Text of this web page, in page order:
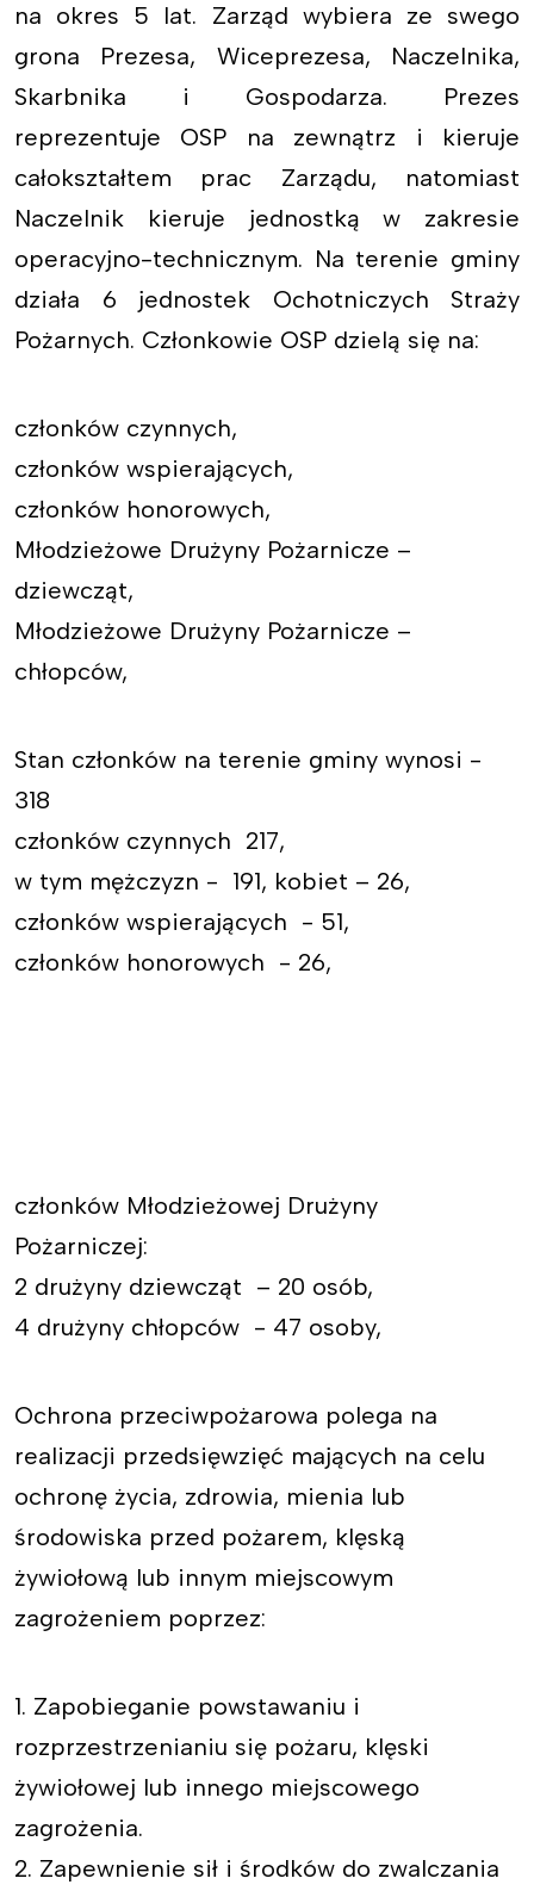
na okres 5 lat. Zarząd wybiera ze swego
grona Prezesa, Wiceprezesa, Naczelnika,
Skarbnika i Gospodarza. Prezes
reprezentuje OSP na zewnątrz i kieruje
całokształtem prac Zarządu, natomiast
Naczelnik kieruje jednostką w zakresie
operacyjno-technicznym. Na terenie gminy
działa 6 jednostek Ochotniczych Straży
Pożarnych. Członkowie OSP dzielą się na:
członków czynnych,
członków wspierających,
członków honorowych,
Młodzieżowe Drużyny Pożarnicze –
dziewcząt,
Młodzieżowe Drużyny Pożarnicze –
chłopców,
Stan członków na terenie gminy wynosi -
318
członków czynnych 217,
w tym mężczyzn - 191, kobiet – 26,
członków wspierających - 51,
członków honorowych - 26,
członków Młodzieżowej Drużyny
Pożarniczej:
2 drużyny dziewcząt – 20 osób,
4 drużyny chłopców - 47 osoby,
Ochrona przeciwpożarowa polega na
realizacji przedsięwzięć mających na celu
ochronę życia, zdrowia, mienia lub
środowiska przed pożarem, klęską
żywiołową lub innym miejscowym
zagrożeniem poprzez:
1. Zapobieganie powstawaniu i
rozprzestrzenianiu się pożaru, klęski
żywiołowej lub innego miejscowego
zagrożenia.
2. Zapewnienie sił i środków do zwalczania